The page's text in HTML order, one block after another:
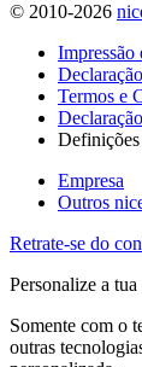
© 2010-2026
Impressão
Termos e
Empresa
Outros
Retrate-se do
Personalize a
Somente com o
outras